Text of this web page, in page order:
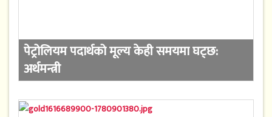
पेट्रोलियम पदार्थको मूल्य केही समयमा घट्छ:
अर्थमन्त्री